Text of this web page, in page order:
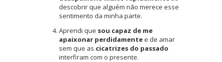
descobrir que alguém não merece esse
sentimento da minha parte.
Aprendi que sou capaz de me
apaixonar perdidamentee de amar
sem que as cicatrizes do passado
interfiram com o presente.